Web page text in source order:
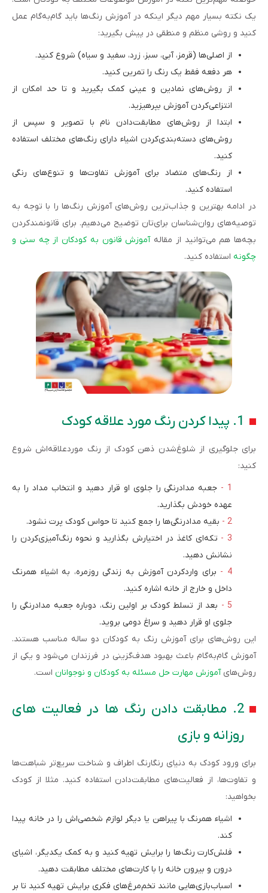
یک نکته بسیار مهم دیگر اینکه در آموزش رنگ‌ها باید گام‌به‌گام عمل
کنید و روشی منظم و منطقی در پیش بگیرید:
از اصلی‌ها (قرمز، آبی، سبز، زرد، سفید و سیاه) شروع کنید.
هر دفعه فقط یک رنگ را تمرین کنید.
از روش‌های نمادین و عینی کمک بگیرید و تا حد امکان از
انتزاعی‌کردن آموزش بپرهیزید.
ابتدا از روش‌های مطابقت‌دادن نام با تصویر و سپس از
روش‌های دسته‌بندی‌کردن اشیاء دارای رنگ‌های مختلف استفاده
کنید.
از رنگ‌های متضاد برای آموزش تفاوت‌ها و تنوع‌های‌ رنگی
استفاده کنید.
در ادامه بهترین و جذاب‌ترین روش‌های آموزش رنگ‌ها را با توجه به
توصیه‌های روان‌شناسان برای‌تان توضیح می‌دهیم. برای قانونمند‌کردن
بچه‌ها هم می‌توانید از مقالهآموزش قانون به کودکان از چه سنی و
چگونه استفاده کنید.
1. پیدا کردن رنگ مورد علاقه کودک
برای جلوگیری از شلوغ‌شدن ذهن کودک از رنگ موردعلاقه‌اش شروع
کنید:
جعبه مدادرنگی را جلوی او قرار دهید و انتخاب مداد را به
عهده خودش بگذارید.
بقیه مدادرنگی‌ها را جمع کنید تا حواس کودک پرت نشود.
تکه‌ای کاغذ در اختیارش بگذارید و نحوه رنگ‌آمیزی‌کردن را
نشانش دهید.
برای واردکردن آموزش به زندگی روزمره، به اشیاء همرنگ
داخل و خارج از خانه اشاره کنید.
بعد از تسلط کودک بر اولین رنگ، دوباره جعبه مدادرنگی را
جلوی او قرار دهید و سراغ دومی بروید.
این روش‌های برای آموزش رنگ به کودکان دو ساله مناسب هستند.
آموزش گام‌به‌گام باعث بهبود هدف‌گزینی در فرزندان می‌شود و یکی از
روش‌هایآموزش مهارت حل مسئله به کودکان و نوجوانان است.
2. مطابقت دادن رنگ ها در فعالیت های
روزانه و بازی
برای ورود کودک به دنیای رنگارنگ اطراف و شناخت سریع‌تر شباهت‌ها
و تفاوت‌ها، از فعالیت‌های مطابقت‌دادن استفاده کنید. مثلا از کودک
بخواهید:
اشیاء همرنگ با پیراهن یا دیگر لوازم شخصی‌اش را در خانه پیدا
کند.
فلش‌کارت رنگ‌ها را برایش تهیه کنید و به کمک یکدیگر، اشیای
درون و بیرون خانه را با کارت‌های مختلف مطابقت دهید.
اسبا‌ب‌بازی‌هایی مانند تخم‌مرغ‌های فکری برایش تهیه کنید تا بر